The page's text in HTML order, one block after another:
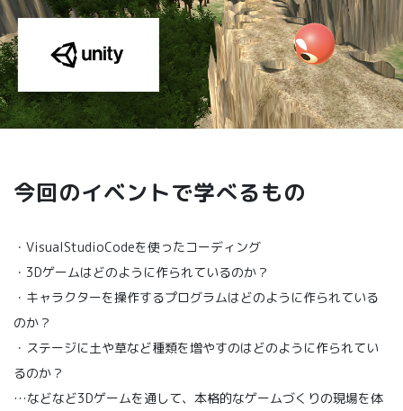
今回のイベントで学べるもの
・VisualStudioCodeを使ったコーディング
・3Dゲームはどのように作られているのか？
・キャラクターを操作するプログラムはどのように作られている
のか？
・ステージに土や草など種類を増やすのはどのように作られてい
るのか？
…などなど3Dゲームを通して、本格的なゲームづくりの現場を体